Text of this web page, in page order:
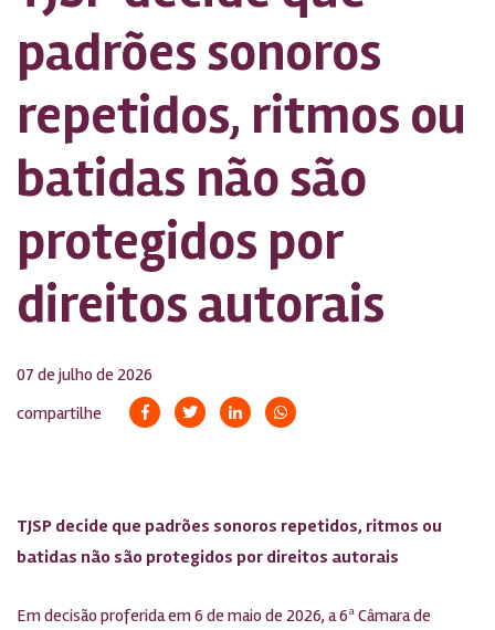
padrões sonoros
repetidos, ritmos ou
batidas não são
protegidos por
direitos autorais
07 de julho de 2026
compartilhe
TJSP decide que padrões sonoros repetidos, ritmos ou
batidas não são protegidos por direitos autorais
Em decisão proferida em 6 de maio de 2026, a 6ª Câmara de